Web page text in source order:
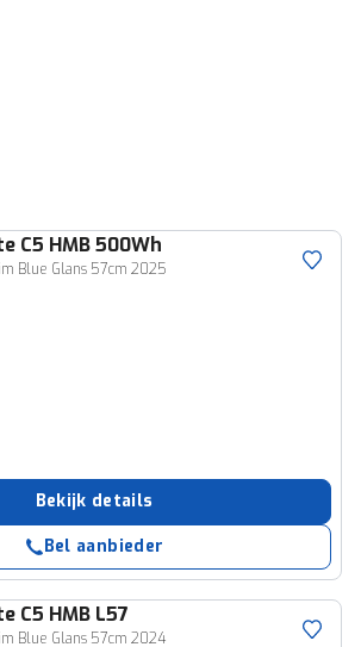
C5 HMB 500Wh
Blue Glans 57cm 2025
Bekijk details
Bel aanbieder
C5 HMB L57
Blue Glans 57cm 2024